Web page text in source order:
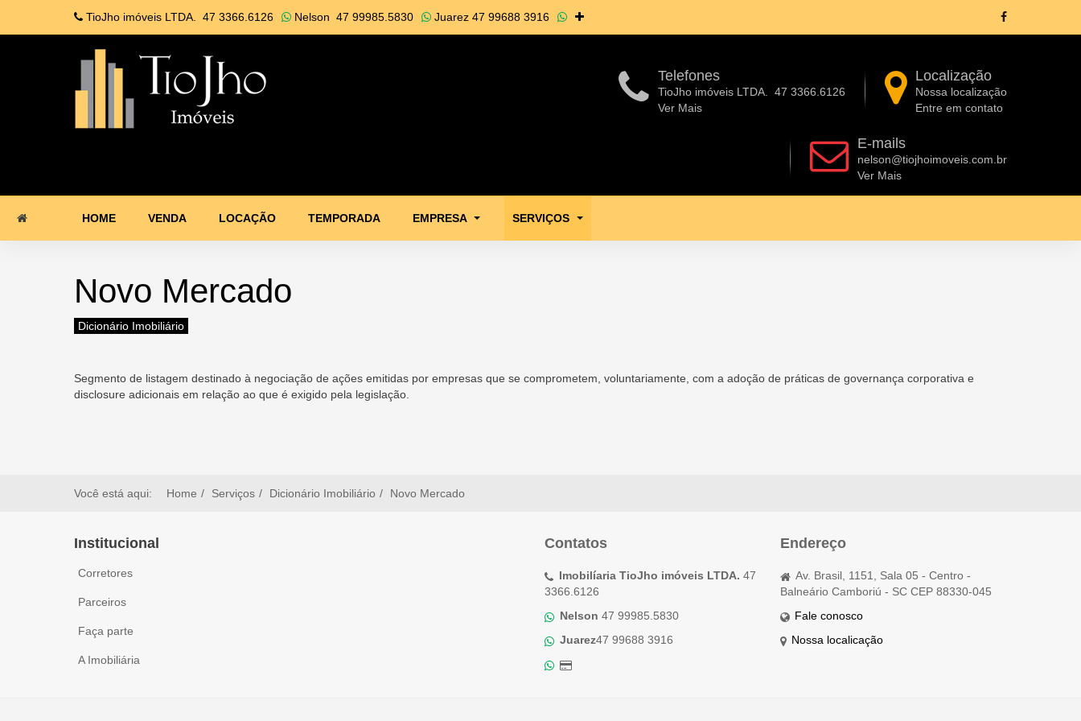
TioJho imóveis LTDA. 47 3366.6126 Nelson 47 99985.5830 Juarez 47 99688 3916
Telefones
TioJho imóveis LTDA.
47 3366.6126
Ver Mais
Localização
Nossa localização
Entre em contato
E-mails
nelson@tiojhoimoveis.com.br
Ver Mais
HOME VENDA LOCAÇÃO TEMPORADA EMPRESA SERVIÇOS
Novo Mercado
Dicionário Imobiliário
Segmento de listagem destinado à negociação de ações emitidas por empresas que se comprometem, voluntariamente, com a adoção de práticas de governança corporativa e
disclosure adicionais em relação ao que é exigido pela legislação.
Você está aqui: Home Serviços Dicionário Imobiliário Novo Mercado
Institucional
Corretores
Parceiros
Faça parte
A Imobiliária
Contatos
Imobilíaria TioJho imóveis LTDA. 47
3366.6126
Nelson 47 99985.5830
Juarez47 99688 3916
Endereço
Av. Brasil, 1151, Sala 05 - Centro -
Balneário Camboriú - SC CEP 88330-045
Fale conosco
Nossa localicação